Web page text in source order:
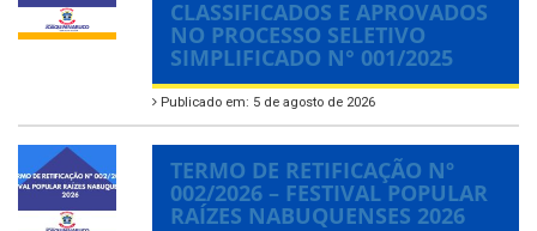
CLASSIFICADOS E APROVADOS
NO PROCESSO SELETIVO
SIMPLIFICADO N° 001/2025
Publicado em: 5 de agosto de 2026
TERMO DE RETIFICAÇÃO Nº
002/2026 – FESTIVAL POPULAR
RAÍZES NABUQUENSES 2026